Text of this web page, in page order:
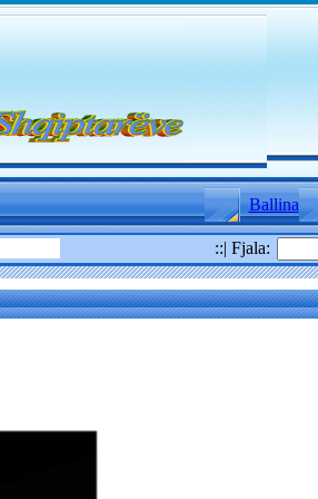
Ballina
::| Fjala: